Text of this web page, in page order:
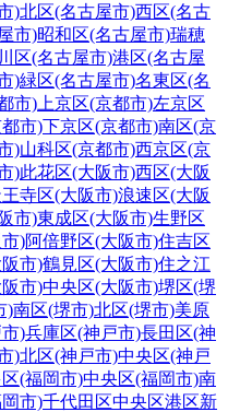
)北区(名古屋市)西区(名古
市)昭和区(名古屋市)瑞穂
区(名古屋市)港区(名古屋
)緑区(名古屋市)名東区(名
市) 上京区(京都市)左京区
市)下京区(京都市)南区(京
)山科区(京都市)西京区(京
)此花区(大阪市)西区(大阪
寺区(大阪市)浪速区(大阪
市)東成区(大阪市)生野区
)阿倍野区(大阪市)住吉区
市)鶴見区(大阪市)住之江
市)中央区(大阪市)堺区(堺
)南区(堺市)北区(堺市)美原
)兵庫区(神戸市)長田区(神
)北区(神戸市)中央区(神戸
(福岡市)中央区(福岡市)南
市)千代田区中央区港区新